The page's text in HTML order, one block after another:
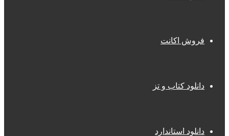
فروش اکانت
دانلود کتاب و تز
دانلود استاندارد